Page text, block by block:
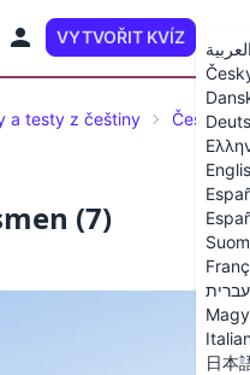
VYTVOŘIT KVÍZ
עברית
日本
a testy z češtiny Čeština
(7)